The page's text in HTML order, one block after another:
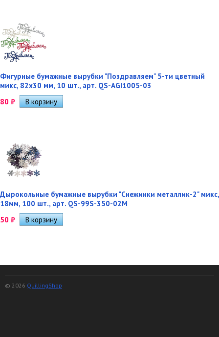
Фигурные бумажные вырубки "Поздравляем" 5-ти цветный
микс, 82х30 мм, 10 шт., арт. QS-AGI1005-03
80 ₽
Дырокольные бумажные вырубки "Снежинки металлик-2" микс,
18мм, 100 шт., арт. QS-99S-350-02M
50 ₽
© 2026 QuillingShop